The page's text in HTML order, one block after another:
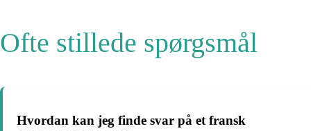
Ofte stillede spørgsmål
Hvordan kan jeg finde svar på et fransk